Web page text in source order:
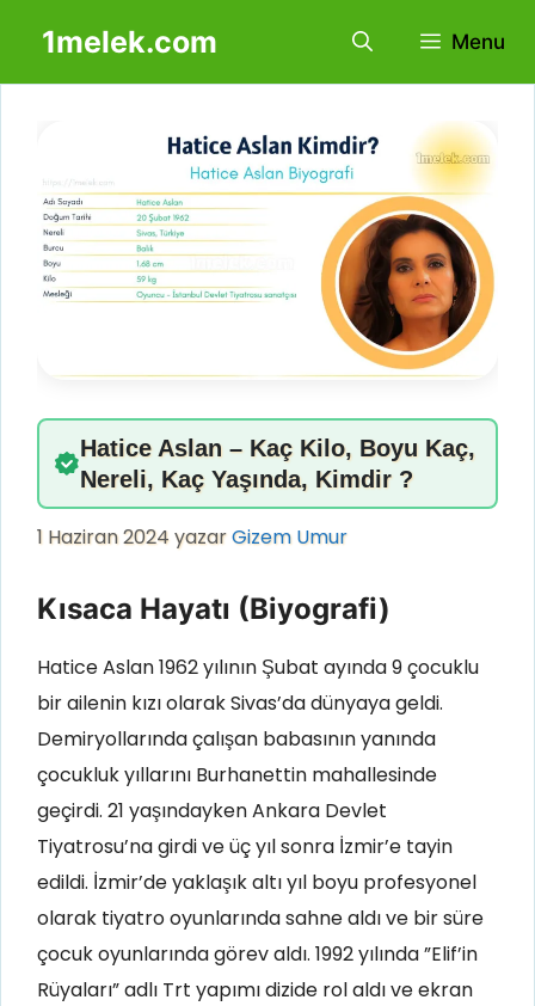
1melek.com Menu
Hatice Aslan – Kaç Kilo, Boyu Kaç,
Nereli, Kaç Yaşında, Kimdir ?
1 Haziran 2024yazarGizem Umur
Kısaca Hayatı (Biyografi)
Hatice Aslan 1962 yılının Şubat ayında 9 çocuklu
bir ailenin kızı olarak Sivas’da dünyaya geldi.
Demiryollarında çalışan babasının yanında
çocukluk yıllarını Burhanettin mahallesinde
geçirdi. 21 yaşındayken Ankara Devlet
Tiyatrosu’na girdi ve üç yıl sonra İzmir’e tayin
edildi. İzmir’de yaklaşık altı yıl boyu profesyonel
olarak tiyatro oyunlarında sahne aldı ve bir süre
çocuk oyunlarında görev aldı. 1992 yılında ”Elif’in
Rüyaları” adlı Trt yapımı dizide rol aldı ve ekran